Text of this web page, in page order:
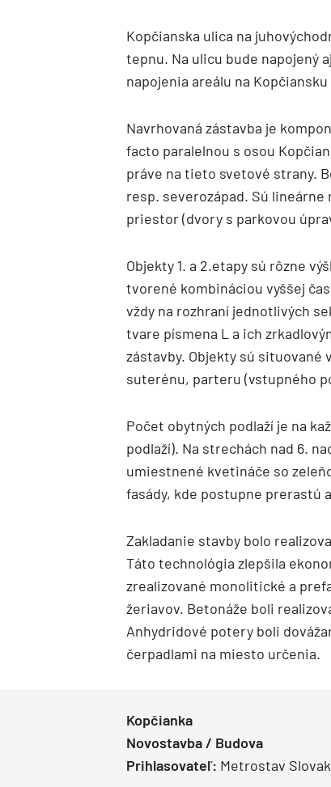
Kopčianska ulica na
tepnu. Na ulicu bude napojený
napojenia areálu na
Navrhovaná zástavba je
facto paralelnou s osou
práve na tieto svetové strany.
resp. severozápad. Sú
priestor (dvory s parkovou
Objekty 1. a 2.etapy sú rôzne
tvorené kombináciou vyššej
vždy na rozhraní jednotlivých
tvare písmena L a ich
zástavby. Objekty sú situované
suterénu, parteru (vstupného
Počet obytných podlaží je na
podlaží). Na strechách nad 6.
umiestnené kvetináče so
fasády, kde postupne prerastú
Zakladanie stavby bolo
Táto technológia zlepšila
zrealizované monolitické a
žeriavov. Betonáže boli
Anhydridové potery boli
čerpadlami na miesto určenia.
Kopčianka
Novostavba / Budova
Prihlasovateľ: Metrostav